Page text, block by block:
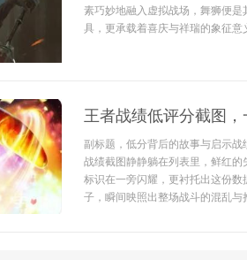
素巧妙地融入虚拟战场，舞狮便
具，更承载着喜庆与祥瑞的象征
王者战绩低评分截图
副标题，低分背后的故事与启示
战绩截图静静躺在列表里，鲜红
标识在一旁闪耀，更衬托出这份
子，瞬间映照出整场战斗的混乱